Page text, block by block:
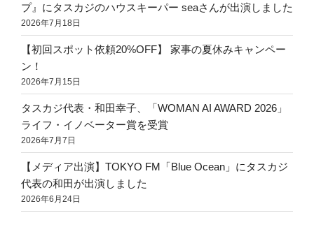
プ』にタスカジのハウスキーパー seaさんが出演しました
2026年7月18日
【初回スポット依頼20%OFF】 家事の夏休みキャンペー
ン！
2026年7月15日
タスカジ代表・和田幸子、「WOMAN AI AWARD 2026」
ライフ・イノベーター賞を受賞
2026年7月7日
【メディア出演】TOKYO FM「Blue Ocean」にタスカジ
代表の和田が出演しました
2026年6月24日